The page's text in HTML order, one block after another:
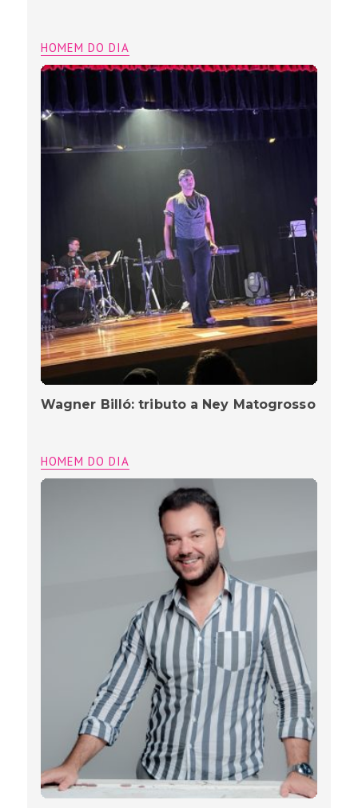
HOMEM DO DIA
Wagner Billó: tributo a Ney Matogrosso
HOMEM DO DIA